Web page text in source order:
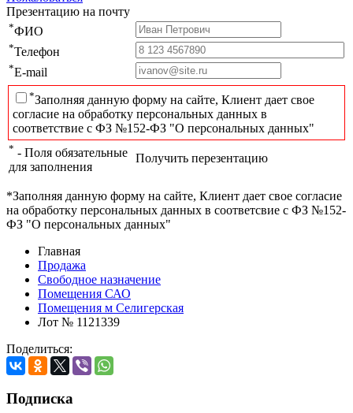
Презентацию на почту
*ФИО
*Телефон
*E-mail
*Заполняя данную форму на сайте, Клиент дает свое
согласие на обработку персональных данных в
соответствие с ФЗ №152-ФЗ "О персональных данных"
* - Поля обязательные
для заполнения
Получить перезентацию
*Заполняя данную форму на сайте, Клиент дает свое согласие
на обработку персональных данных в соответсвие с ФЗ №152-
ФЗ "О персональных данных"
Главная
Продажа
Свободное назначение
Помещения САО
Помещения м Селигерская
Лот № 1121339
Поделиться:
Подписка